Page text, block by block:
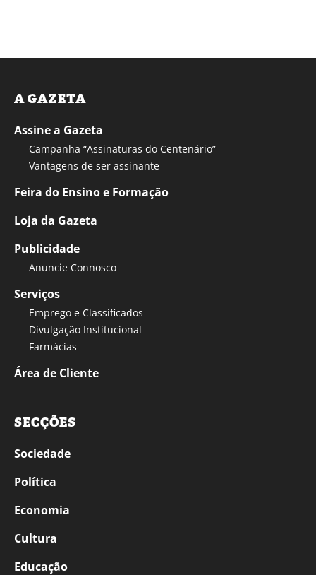
A GAZETA
Assine a Gazeta
Campanha “Assinaturas do Centenário”
Vantagens de ser assinante
Feira do Ensino e Formação
Loja da Gazeta
Publicidade
Anuncie Connosco
Serviços
Emprego e Classificados
Divulgação Institucional
Farmácias
Área de Cliente
SECÇÕES
Sociedade
Política
Economia
Cultura
Educação